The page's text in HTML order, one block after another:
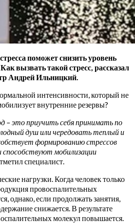
поможет снизить уровень
вызвать такой стресс, рассказал
Андрей Ильницкий.
интенсивности, который не
внутренние резервы?
это приучить себя принимать по
душ или чередовать теплый и
формированию стрессов
способствуют мобилизации
специалист.
нагрузки. Когда человек только
провоспалительных
однако, если продолжать занятия,
снижается. В результате
молекул повышается.